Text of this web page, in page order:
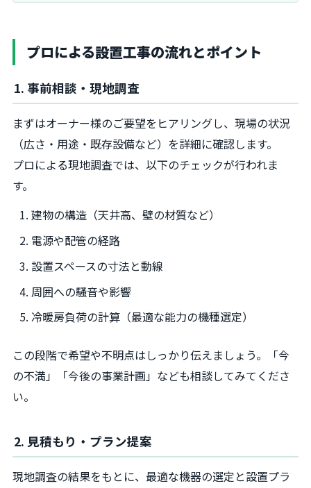
プロによる設置工事の流れとポイント
1. 事前相談・現地調査
まずはオーナー様のご要望をヒアリングし、現場の状況
（広さ・用途・既存設備など）を詳細に確認します。
プロによる現地調査では、以下のチェックが行われま
す。
建物の構造（天井高、壁の材質など）
電源や配管の経路
設置スペースの寸法と動線
周囲への騒音や影響
冷暖房負荷の計算（最適な能力の機種選定）
この段階で希望や不明点はしっかり伝えましょう。「今
の不満」「今後の事業計画」なども相談してみてくださ
い。
2. 見積もり・プラン提案
現地調査の結果をもとに、最適な機器の選定と設置プラ